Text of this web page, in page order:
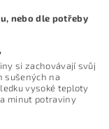
nebo dle potřeby
si zachovávají svůj
sušených na
vysoké teploty
minut potraviny